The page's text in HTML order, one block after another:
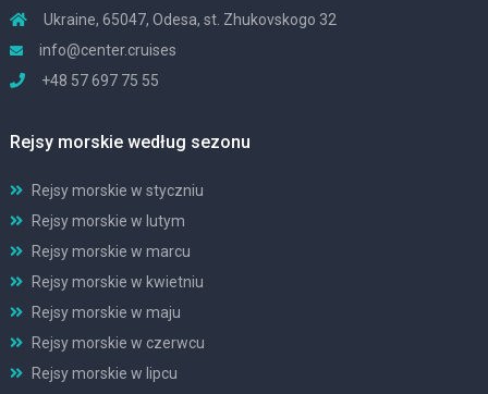
Ukraine, 65047, Odesa, st. Zhukovskogo 32
info@center.cruises
+48 57 697 75 55
Rejsy morskie według sezonu
Rejsy morskie w styczniu
Rejsy morskie w lutym
Rejsy morskie w marcu
Rejsy morskie w kwietniu
Rejsy morskie w maju
Rejsy morskie w czerwcu
Rejsy morskie w lipcu